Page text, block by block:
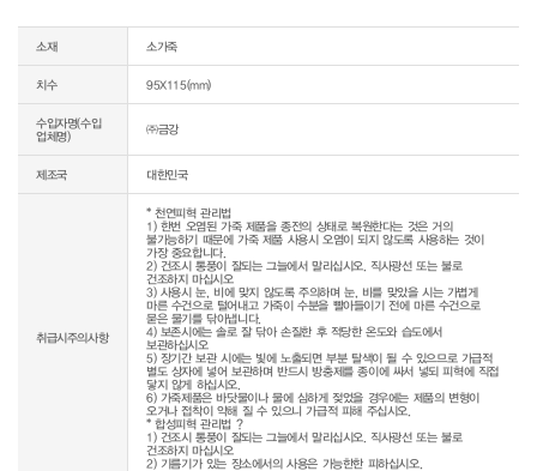
소재 소가죽
치수 95X115(mm)
수입자명(수입
업체명)
㈜금강
제조국 대한민국
취급시주의사항
* 천연피혁 관리법
1) 한번 오염된 가죽 제품을 종전의 상태로 복원한다는 것은 거의
불가능하기 때문에 가죽 제품 사용시 오염이 되지 않도록 사용하는 것이
가장 중요합니다.
2) 건조시 통풍이 잘되는 그늘에서 말리십시오. 직사광선 또는 불로
건조하지 마십시오
3) 사용시 눈, 비에 맞지 않도록 주의하며 눈, 비를 맞았을 시는 가볍게
마른 수건으로 털어내고 가죽이 수분을 빨아들이기 전에 마른 수건으로
묻은 물기를 닦아냅니다.
4) 보존시에는 솔로 잘 닦아 손질한 후 적당한 온도와 습도에서
보관하십시오
5) 장기간 보관 시에는 빛에 노출되면 부분 탈색이 될 수 있으므로 가급적
별도 상자에 넣어 보관하며 반드시 방충제를 종이에 싸서 넣되 피혁에 직접
닿지 않게 하십시오.
6) 가죽제품은 바닷물이나 물에 심하게 젖었을 경우에는 제품의 변형이
오거나 접착이 약해 질 수 있으니 가급적 피해 주십시오.
* 합성피혁 관리법 ?
1) 건조시 통풍이 잘되는 그늘에서 말리십시오. 직사광선 또는 불로
건조하지 마십시오
2) 기름기가 있는 장소에서의 사용은 가능한한 피하십시오.